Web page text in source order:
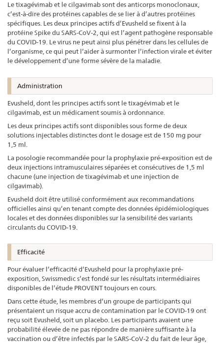
Le tixagévimab et le cilgavimab sont des anticorps monoclonaux,
c’est-à-dire des protéines capables de se lier à d’autres protéines
spécifiques. Les deux principes actifs d’Evusheld se fixent à la
protéine Spike du SARS-CoV-2, qui est l’agent pathogène responsable
du COVID-19. Le virus ne peut ainsi plus pénétrer dans les cellules de
l’organisme, ce qui peut l’aider à surmonter l’infection virale et éviter
le développement d’une forme sévère de la maladie.
Administration
Evusheld, dont les principes actifs sont le tixagévimab et le
cilgavimab, est un médicament soumis à ordonnance.
Les deux principes actifs sont disponibles sous forme de deux
solutions injectables distinctes dont le dosage est de 150 mg pour
1,5 ml.
La posologie recommandée pour la prophylaxie pré-exposition est de
deux injections intramusculaires séparées et consécutives de 1,5 ml
chacune (une injection de tixagévimab et une injection de
cilgavimab).
Evusheld doit être utilisé conformément aux recommandations
officielles ainsi qu’en tenant compte des données épidémiologiques
locales et des données disponibles sur la sensibilité des variants
circulants du COVID-19.
Efficacité
Pour évaluer l’efficacité d’Evusheld pour la prophylaxie pré-
exposition, Swissmedic s’est fondé sur les résultats intermédiaires
disponibles de l’étude PROVENT toujours en cours.
Dans cette étude, les membres d’un groupe de participants qui
présentaient un risque accru de contamination par le COVID-19 ont
reçu soit Evusheld, soit un placebo. Les participants avaient une
probabilité élevéede ne pas répondre de manière suffisante à la
vaccination ou d’être infectés par le SARS-CoV-2 du fait de leur âge,